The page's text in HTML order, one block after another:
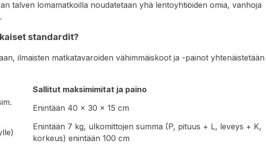
talven lomamatkoilla noudatetaan yhä lentoyhtiöiden omia, vanhoja
standardit?
ilmaisten matkatavaroiden vähimmäiskoot ja -painot yhtenäistetään
Sallitut maksimimitat ja paino
Enintään 40 x 30 x 15 cm
Enintään 7 kg, ulkomittojen summa (P, pituus + L, leveys + K,
korkeus) enintään 100 cm